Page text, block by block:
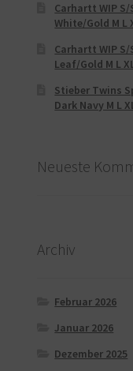
Carhartt WIP
White/Gold M L
Carhartt WIP
Leaf/Gold M L
Stieber Twins
Dark Navy M L
Neueste
Archiv
Februar 2026
Januar 2026
Dezember 2025